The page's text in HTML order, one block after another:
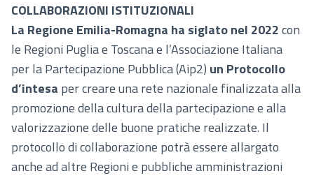
COLLABORAZIONI ISTITUZIONALI
La Regione Emilia-Romagna ha siglato nel 2022con
le Regioni Puglia e Toscana e l’Associazione Italiana
per la Partecipazione Pubblica (Aip2) un Protocollo
d’intesa per creare una rete nazionale finalizzata alla
promozione della cultura della partecipazione e alla
valorizzazione delle buone pratiche realizzate. Il
protocollo di collaborazione potrà essere allargato
anche ad altre Regioni e pubbliche amministrazioni